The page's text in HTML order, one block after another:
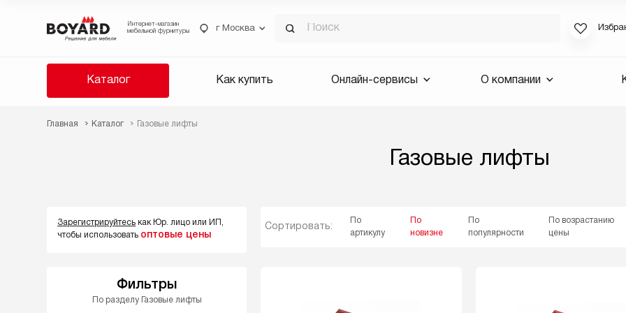
Интернет-магазин
мебельной фурнитуры
г Москва
Каталог Как купить Онлайн-сервисы О компании
Главная Каталог Газовые лифты
Газовые лифты
Зарегистрируйтесь как Юр. лицо или ИП,
чтобы использовать оптовые цены
Сортировать:
По
артикулу
По
новизне
По
популярности
По возрастанию
цены
Фильтры
По разделу Газовые лифты
Если вы
для смены